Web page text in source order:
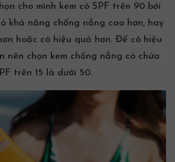
cho mình kem có SPF trên 90 bởi
khả năng chống nắng cao hơn, hay
hoặc có hiệu quả hơn. Để có hiệu
nên chọn kem chống nắng có chứa
trên 15 là dưới 50.